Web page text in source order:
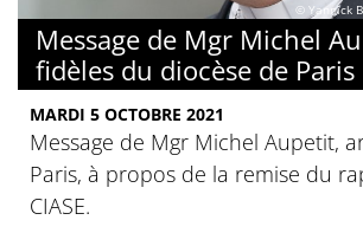
© Yannick
Message de Mgr Michel
fidèles du diocèse de Paris
MARDI 5 OCTOBRE 2021
Message de Mgr Michel Aupetit,
Paris, à propos de la remise du
CIASE.